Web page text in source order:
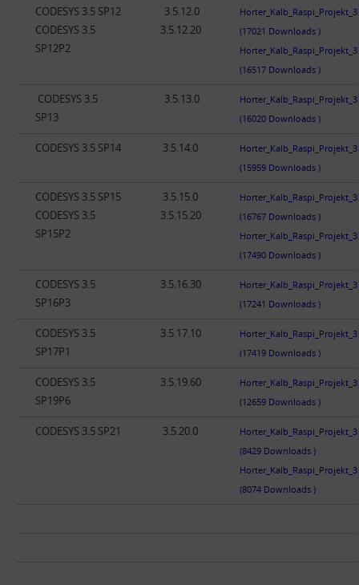
CODESYS 3.5 SP12
CODESYS 3.5
SP12P2
3.5.12.0
3.5.12.20
(17021 Downloads )
(16517 Downloads )
CODESYS 3.5
SP13
3.5.13.0
(16020 Downloads )
CODESYS 3.5 SP14 3.5.14.0
(15959 Downloads )
CODESYS 3.5 SP15
CODESYS 3.5
SP15P2
3.5.15.0
3.5.15.20
(16767 Downloads )
(17490 Downloads )
CODESYS 3.5
SP16P3
3.5.16.30
(17241 Downloads )
CODESYS 3.5
SP17P1
3.5.17.10
(17419 Downloads )
CODESYS 3.5
SP19P6
3.5.19.60
(12659 Downloads )
CODESYS 3.5 SP21 3.5.20.0
(8429 Downloads )
(8074 Downloads )